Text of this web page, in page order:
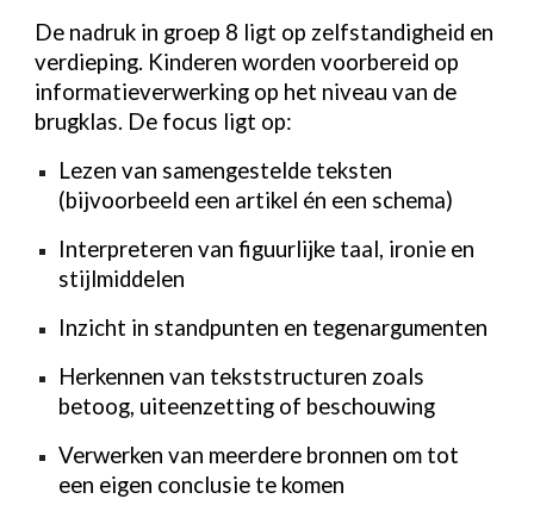
De nadruk in groep 8 ligt op zelfstandigheid en
verdieping. Kinderen worden voorbereid op
informatieverwerking op het niveau van de
brugklas. De focus ligt op:
Lezen van samengestelde teksten
(bijvoorbeeld een artikel én een schema)
Interpreteren van figuurlijke taal, ironie en
stijlmiddelen
Inzicht in standpunten en tegenargumenten
Herkennen van tekststructuren zoals
betoog, uiteenzetting of beschouwing
Verwerken van meerdere bronnen om tot
een eigen conclusie te komen